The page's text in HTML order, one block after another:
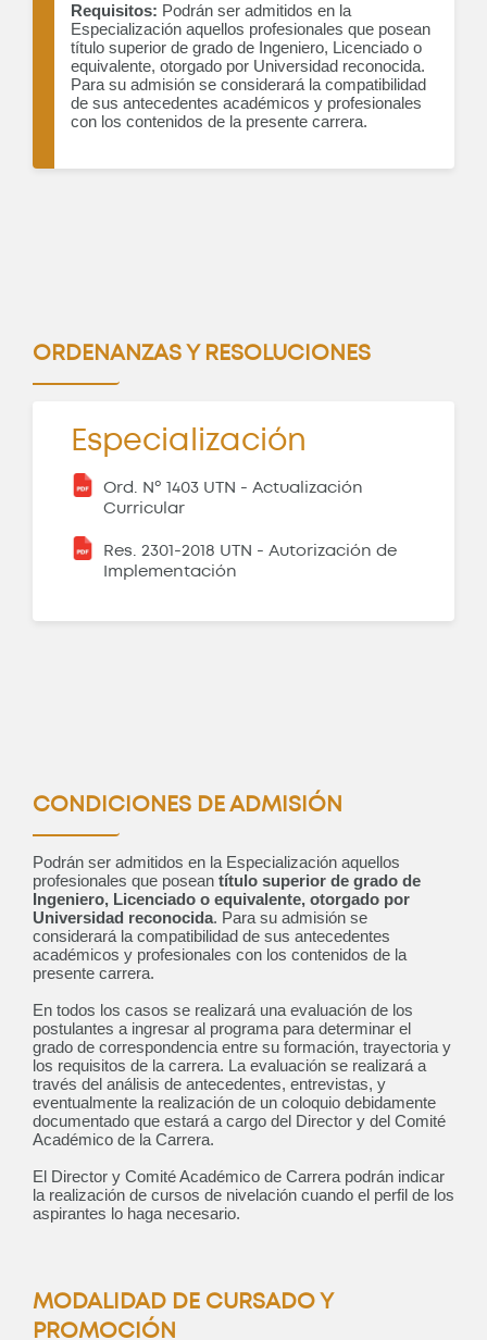
Requisitos: Podrán ser admitidos en la
Especialización aquellos profesionales que posean
título superior de grado de Ingeniero, Licenciado o
equivalente, otorgado por Universidad reconocida.
Para su admisión se considerará la compatibilidad
de sus antecedentes académicos y profesionales
con los contenidos de la presente carrera.
ORDENANZAS Y RESOLUCIONES
Especialización
Ord. Nº 1403 UTN - Actualización
Curricular
Res. 2301-2018 UTN - Autorización de
Implementación
CONDICIONES DE ADMISIÓN
Podrán ser admitidos en la Especialización aquellos
profesionales que posean título superior de grado de
Ingeniero, Licenciado o equivalente, otorgado por
Universidad reconocida. Para su admisión se
considerará la compatibilidad de sus antecedentes
académicos y profesionales con los contenidos de la
presente carrera.
En todos los casos se realizará una evaluación de los
postulantes a ingresar al programa para determinar el
grado de correspondencia entre su formación, trayectoria y
los requisitos de la carrera. La evaluación se realizará a
través del análisis de antecedentes, entrevistas, y
eventualmente la realización de un coloquio debidamente
documentado que estará a cargo del Director y del Comité
Académico de la Carrera.
El Director y Comité Académico de Carrera podrán indicar
la realización de cursos de nivelación cuando el perfil de los
aspirantes lo haga necesario.
MODALIDAD DE CURSADO Y
PROMOCIÓN
Curso: Diplomatura en
Bioarquitectura
ABIERTO
Posgrado: Especialización en
Ingeniería Gerencial
ABIERTO